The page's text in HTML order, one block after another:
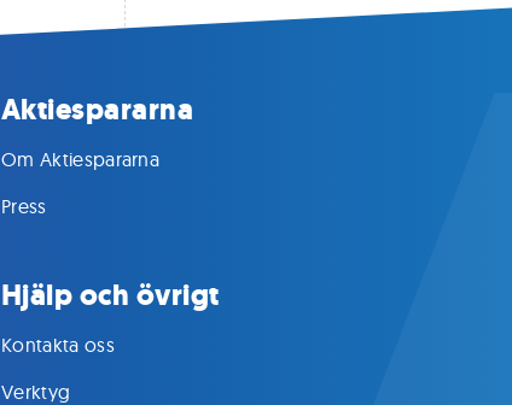
Aktiespararna
Om Aktiespararna
Press
Hjälp och övrigt
Kontakta oss
Verktyg